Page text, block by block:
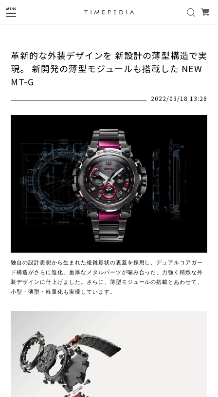
革新的な外装デザインを 新設計の薄型構造で実
現。 新開発の薄型モジュールも搭載した NEW
MT-G
2022/03/18 13:28
独自の設計思想から生まれた複雑形状の裏蓋を採用し、デュアルコアガー
ド構造がさらに進化。重厚なメタルパーツが噛み合った、力強く精緻な外
装デザインに仕上げました。さらに、薄型モジュールの搭載とあわせて、
小型・薄型・軽量化も実現しています。